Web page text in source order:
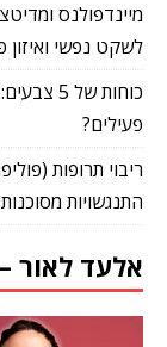
מיינדפולנס
לשקט נפשי ואיזון
כוחות
פעילים?
ריבוי תרופות
התנגשויות מסוכנות
אלעד לאור